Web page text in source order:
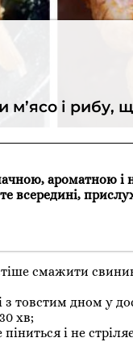
і рибу,
ароматною і
всередині,
смажити
дном у
хв;
і не